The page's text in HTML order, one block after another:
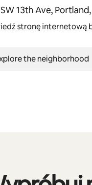
13th Ave,
stronę internetową
the neighborhood
0 z 0 elementów